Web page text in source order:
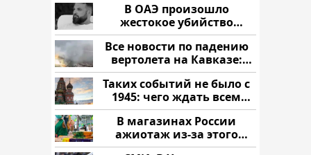
В ОАЭ произошло
жестокое убийство
криптомиллионера
Все новости по падению
вертолета на Кавказе:
читать здесь
Таких событий не было с
1945: чего ждать всем
нам?
В магазинах России
ажиотаж из-за этого
продукта: что купить?